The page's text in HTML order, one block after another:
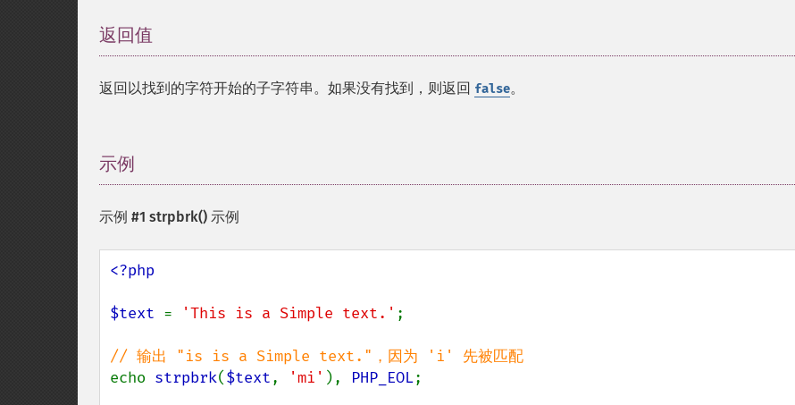
返回值
返回以找到的字符开始的子字符串。如果没有找到，则返回 false。
示例
示例 #1 strpbrk() 示例
<?php
$text = 'This is a Simple text.' ;
echo strpbrk($text, 'mi' ), PHP_EOL;